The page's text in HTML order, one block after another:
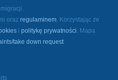
oraz regulaminem. Korzystając ze
i politykę prywatności. Mapa
take down request